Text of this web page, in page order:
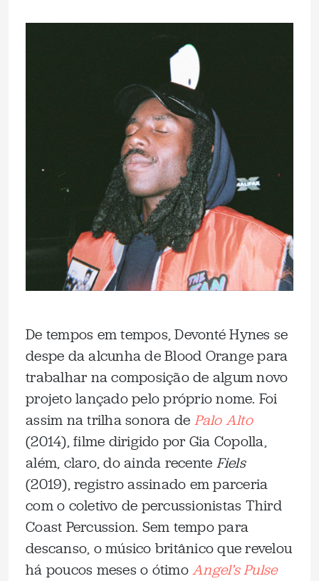
De tempos em tempos, Devonté Hynes se
despe da alcunha de Blood Orange para
trabalhar na composição de algum novo
projeto lançado pelo próprio nome. Foi
assim na trilha sonora de Palo Alto
(2014), filme dirigido por Gia Copolla,
além, claro, do ainda recente Fiels
(2019), registro assinado em parceria
com o coletivo de percussionistas Third
Coast Percussion. Sem tempo para
descanso, o músico britânico que revelou
há poucos meses o ótimoAngel’s Pulse